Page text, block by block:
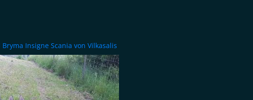
Insigne Scania von Vilkasalis